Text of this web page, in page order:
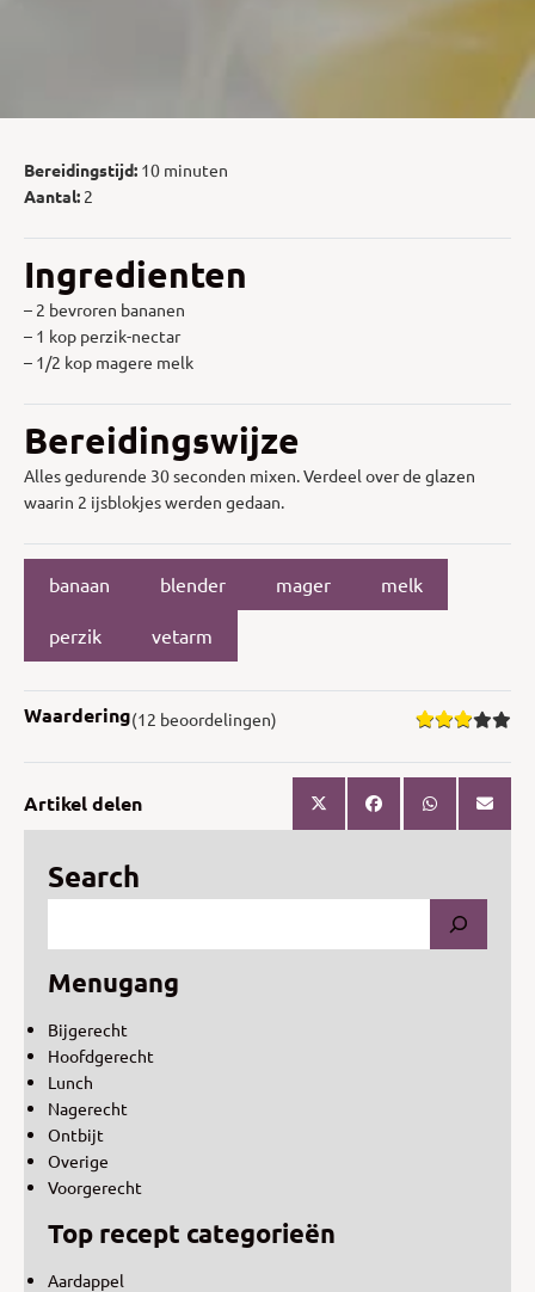
Bereidingstijd: 10 minuten
Aantal: 2
Ingredienten
– 2 bevroren bananen
– 1 kop perzik-nectar
– 1/2 kop magere melk
Bereidingswijze
Alles gedurende 30 seconden mixen. Verdeel over de glazen
waarin 2 ijsblokjes werden gedaan.
banaan blender mager melk
perzik vetarm
Waardering(12 beoordelingen)
Artikel delen
Search
Menugang
Bijgerecht
Hoofdgerecht
Lunch
Nagerecht
Ontbijt
Overige
Voorgerecht
Top recept categorieën
Aardappel